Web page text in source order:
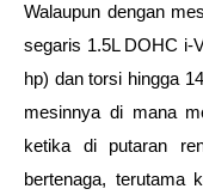
Walaupun dengan
segaris 1.5L DOHC i-
hp) dan torsi hingga
mesinnya di mana
ketika di putaran
bertenaga, terutama